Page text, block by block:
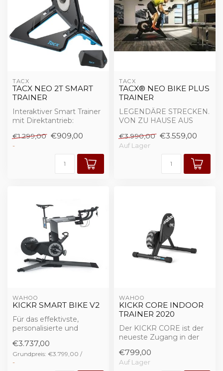
TACX
TACX NEO 2T SMART
TRAINER
Interaktiver Smart Trainer
mit Direktantrieb:
€1.299,00 €909,00
-
TACX
TACX® NEO BIKE PLUS
TRAINER
LEGENDÄRE STRECKEN.
VON ZU HAUSE AUS
€3.990,00 €3.559,00
Auf Lager
WAHOO
KICKR SMART BIKE V2
Für das effektivste,
personalisierte und
Trainingserlebnis.
€3.737,00
Grundpreis: €3.799,00 /
-
WAHOO
KICKR CORE INDOOR
TRAINER 2020
Der KICKR CORE ist der
neueste Zugang in der
stationären...
€799,00
Auf Lager